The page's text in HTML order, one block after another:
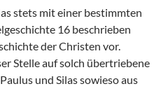
stets mit einer bestimmten
16 beschrieben
der Christen vor.
Stelle auf solch übertriebene
und Silas sowieso aus